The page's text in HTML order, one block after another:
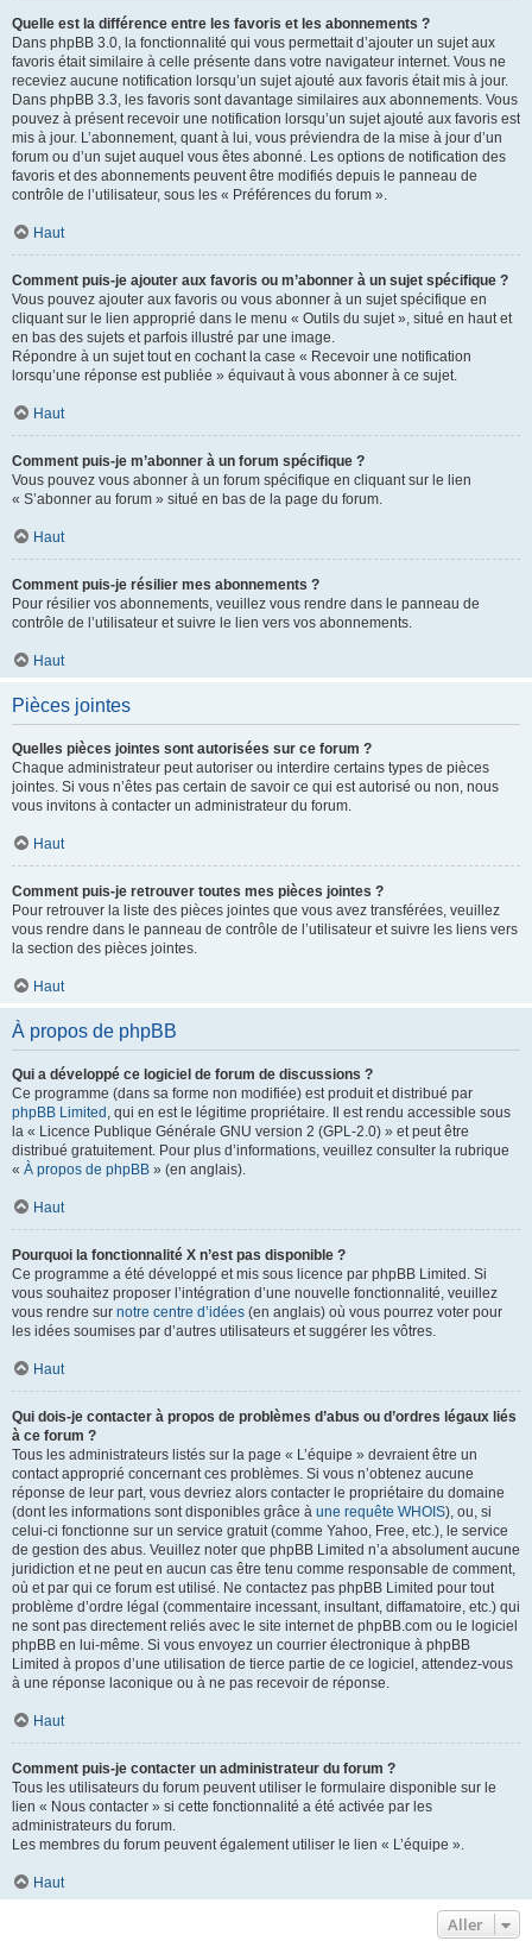
Quelle est la différence entre les favoris et les abonnements ?
Dans phpBB 3.0, la fonctionnalité qui vous permettait d’ajouter un sujet aux
favoris était similaire à celle présente dans votre navigateur internet. Vous ne
receviez aucune notification lorsqu’un sujet ajouté aux favoris était mis à jour.
Dans phpBB 3.3, les favoris sont davantage similaires aux abonnements. Vous
pouvez à présent recevoir une notification lorsqu’un sujet ajouté aux favoris est
mis à jour. L’abonnement, quant à lui, vous préviendra de la mise à jour d’un
forum ou d’un sujet auquel vous êtes abonné. Les options de notification des
favoris et des abonnements peuvent être modifiés depuis le panneau de
contrôle de l’utilisateur, sous les « Préférences du forum ».
Haut
Comment puis-je ajouter aux favoris ou m’abonner à un sujet spécifique ?
Vous pouvez ajouter aux favoris ou vous abonner à un sujet spécifique en
cliquant sur le lien approprié dans le menu « Outils du sujet », situé en haut et
en bas des sujets et parfois illustré par une image.
Répondre à un sujet tout en cochant la case « Recevoir une notification
lorsqu’une réponse est publiée » équivaut à vous abonner à ce sujet.
Haut
Comment puis-je m’abonner à un forum spécifique ?
Vous pouvez vous abonner à un forum spécifique en cliquant sur le lien
« S’abonner au forum » situé en bas de la page du forum.
Haut
Comment puis-je résilier mes abonnements ?
Pour résilier vos abonnements, veuillez vous rendre dans le panneau de
contrôle de l’utilisateur et suivre le lien vers vos abonnements.
Haut
Pièces jointes
Quelles pièces jointes sont autorisées sur ce forum ?
Chaque administrateur peut autoriser ou interdire certains types de pièces
jointes. Si vous n’êtes pas certain de savoir ce qui est autorisé ou non, nous
vous invitons à contacter un administrateur du forum.
Haut
Comment puis-je retrouver toutes mes pièces jointes ?
Pour retrouver la liste des pièces jointes que vous avez transférées, veuillez
vous rendre dans le panneau de contrôle de l’utilisateur et suivre les liens vers
la section des pièces jointes.
Haut
À propos de phpBB
Qui a développé ce logiciel de forum de discussions ?
Ce programme (dans sa forme non modifiée) est produit et distribué par
phpBB Limited , qui en est le légitime propriétaire. Il est rendu accessible sous
la « Licence Publique Générale GNU version 2 (GPL-2.0) » et peut être
distribué gratuitement. Pour plus d’informations, veuillez consulter la rubrique
« À propos de phpBB » (en anglais).
Haut
Pourquoi la fonctionnalité X n’est pas disponible ?
Ce programme a été développé et mis sous licence par phpBB Limited. Si
vous souhaitez proposer l’intégration d’une nouvelle fonctionnalité, veuillez
vous rendre sur notre centre d’idées (en anglais) où vous pourrez voter pour
les idées soumises par d’autres utilisateurs et suggérer les vôtres.
Haut
Qui dois-je contacter à propos de problèmes d’abus ou d’ordres légaux liés
à ce forum ?
Tous les administrateurs listés sur la page « L’équipe » devraient être un
contact approprié concernant ces problèmes. Si vous n’obtenez aucune
réponse de leur part, vous devriez alors contacter le propriétaire du domaine
(dont les informations sont disponibles grâce à une requête WHOIS), ou, si
celui-ci fonctionne sur un service gratuit (comme Yahoo, Free, etc.), le service
de gestion des abus. Veuillez noter que phpBB Limited n’a absolument aucune
juridiction et ne peut en aucun cas être tenu comme responsable de comment,
où et par qui ce forum est utilisé. Ne contactez pas phpBB Limited pour tout
problème d’ordre légal (commentaire incessant, insultant, diffamatoire, etc.) qui
ne sont pas directement reliés avec le site internet de phpBB.com ou le logiciel
phpBB en lui-même. Si vous envoyez un courrier électronique à phpBB
Limited à propos d’une utilisation de tierce partie de ce logiciel, attendez-vous
à une réponse laconique ou à ne pas recevoir de réponse.
Haut
Comment puis-je contacter un administrateur du forum ?
Tous les utilisateurs du forum peuvent utiliser le formulaire disponible sur le
lien « Nous contacter » si cette fonctionnalité a été activée par les
administrateurs du forum.
Les membres du forum peuvent également utiliser le lien « L’équipe ».
Haut
Aller